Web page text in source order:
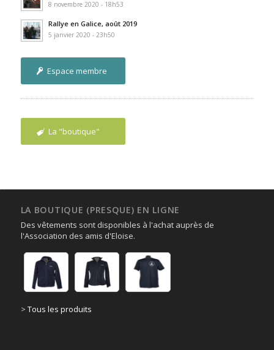
8 novembre 2020 - 18h53
Rallye en Galice, août 2019
5 janvier 2020 - 23h50
Espace membre
La "boutique"
LA BOUTIQUE (PRESQUE) EN LIGNE
Des vêtements sont disponibles à l'achat auprès de
l'Association des amis d'Eloise.
> Tous les produits